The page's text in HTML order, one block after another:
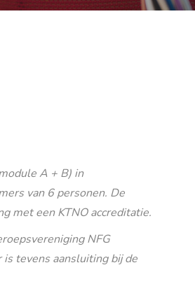
A + B) in
van 6 personen. De
met een KTNO accreditatie.
NFG
is tevens aansluiting bij de